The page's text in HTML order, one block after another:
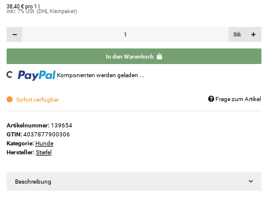
38,40 € pro 1 l
inkl. 7% USt. (DHL Kleinpaket)
Stk
In den Warenkorb
Loading... Komponenten werden geladen ...
Sofort verfügbar Frage zum Artikel
Artikelnummer: 139654
GTIN: 4037877900306
Kategorie: Hunde
Hersteller: Stiefel
Beschreibung